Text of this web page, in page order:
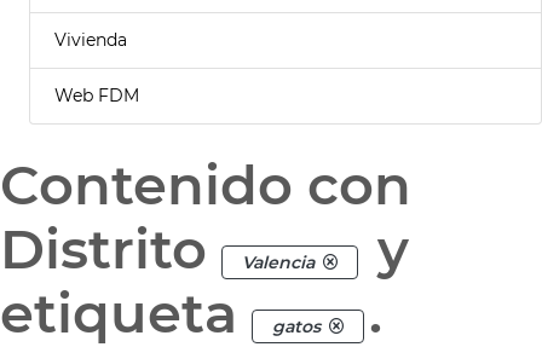
Vivienda
Web FDM
Contenido con
Distrito
Valencia
y
etiqueta
gatos .